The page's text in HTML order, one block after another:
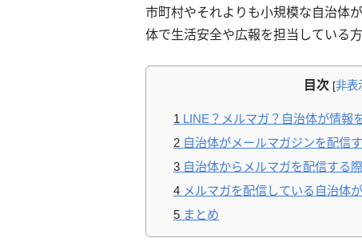
市町村やそれよりも小規模な自治体
体で生活安全や広報を担当している
目次 [非表
1 LINE？メルマガ？自治体が情報
2 自治体がメールマガジンを配信
3 自治体からメルマガを配信する
4 メルマガを配信している自治体
5 まとめ